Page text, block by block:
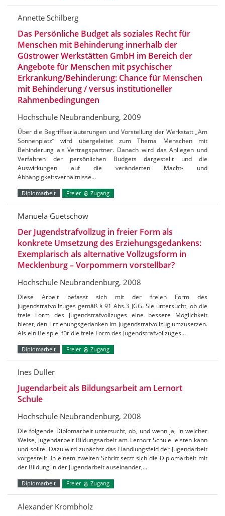
Annette Schilberg
Das Persönliche Budget als soziales Recht für
Menschen mit Behinderung innerhalb der
Güstrower Werkstätten GmbH im Bereich der
Angebote für Menschen mit psychischer
Erkrankung/Behinderung: Chance für Menschen
mit Behinderung / versus institutioneller
Rahmenbedingungen
Hochschule Neubrandenburg, 2009
Über die Begriffserläuterungen und Vorstellung der Werkstatt „Am
Sonnenplatz“ wird übergeleitet zum Thema Menschen mit
Behinderung als Vertragspartner. Danach wird das Anliegen und
Verfahren der persönlichen Budgets dargestellt und die
Auswirkungen auf die veränderten Macht- und
Abhängigkeitsverhältnisse…
Diplomarbeit Freier Zugang
Manuela Guetschow
Der Jugendstrafvollzug in freier Form als
konkrete Umsetzung des Erziehungsgedankens:
Exemplarisch als alternative Vollzugsform in
Mecklenburg – Vorpommern vorstellbar?
Hochschule Neubrandenburg, 2008
Diese Arbeit befasst sich mit der freien Form des
Jugendstrafvollzuges gemäß § 91 Abs.3 JGG. Sie untersucht, ob die
freie Form des Jugendstrafvollzuges eine bessere Möglichkeit
bietet, den Erziehungsgedanken im Jugendstrafvollzug umzusetzen.
Als ein Beispiel für die freie Form des Jugendstrafvollzuges…
Diplomarbeit Freier Zugang
Ines Duller
Jugendarbeit als Bildungsarbeit am Lernort
Schule
Hochschule Neubrandenburg, 2008
Die folgende Diplomarbeit untersucht, ob, und wenn ja, in welcher
Weise, Jugendarbeit Bildungsarbeit am Lernort Schule leisten kann
und sollte. Dazu wird zunächst das Handlungsfeld der Jugendarbeit
vorgestellt. In einem zweiten Schritt setzt sich die Diplomarbeit mit
der Bildung in der Jugendarbeit auseinander,…
Diplomarbeit Freier Zugang
Alexander Krombholz